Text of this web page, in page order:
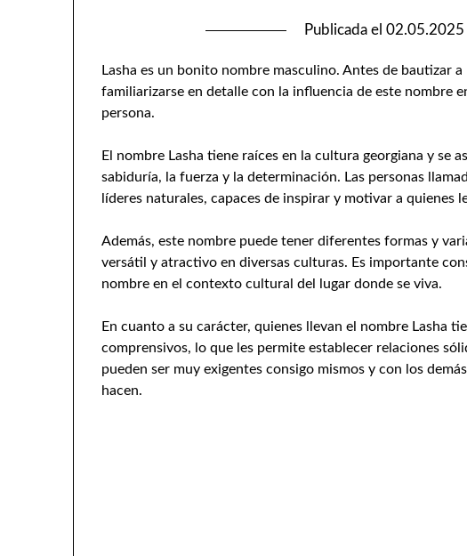
Publicada el 02.05.2025
Lasha es un bonito nombre masculino. Antes de bautizar
familiarizarse en detalle con la influencia de este nombre
persona.
El nombre Lasha tiene raíces en la cultura georgiana y se
sabiduría, la fuerza y la determinación. Las personas
líderes naturales, capaces de inspirar y motivar a quienes
Además, este nombre puede tener diferentes formas y
versátil y atractivo en diversas culturas. Es importante
nombre en el contexto cultural del lugar donde se viva.
En cuanto a su carácter, quienes llevan el nombre Lasha
comprensivos, lo que les permite establecer relaciones
pueden ser muy exigentes consigo mismos y con los
hacen.